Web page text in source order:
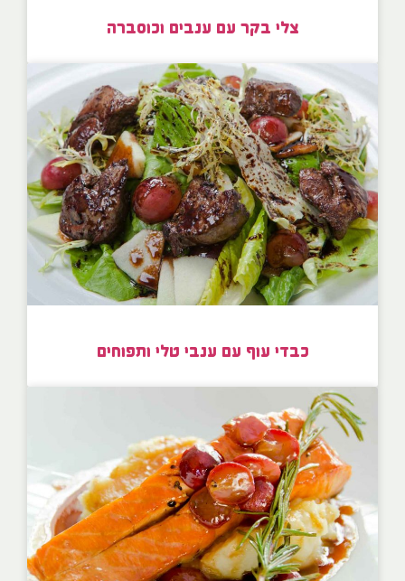
צלי בקר עם ענבים וכוסברה
כבדי עוף עם ענבי טלי ותפוחים